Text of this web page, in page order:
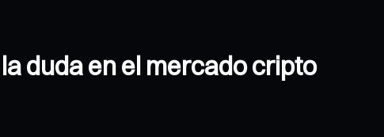
duda en el mercado cripto